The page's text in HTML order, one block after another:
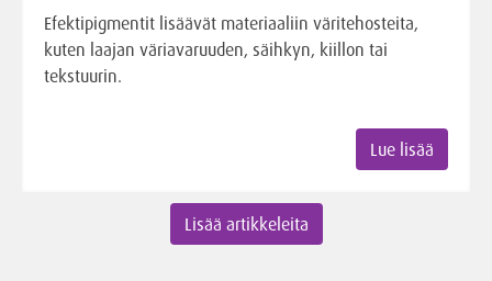
Efektipigmentit lisäävät materiaaliin väritehosteita,
kuten laajan väriavaruuden, säihkyn, kiillon tai
tekstuurin.
Lue lisää
Lisää artikkeleita